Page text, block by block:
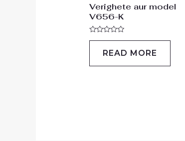
Verighete aur model
V656-K
Rated
5
READ MORE